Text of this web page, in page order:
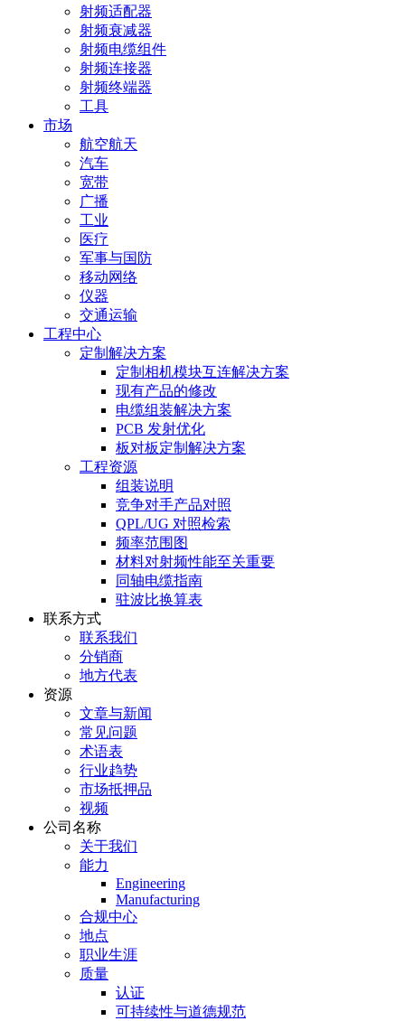
射频适配器
射频衰减器
射频电缆组件
射频连接器
射频终端器
工具
市场
航空航天
汽车
宽带
广播
工业
医疗
军事与国防
移动网络
仪器
交通运输
工程中心
定制解决方案
定制相机模块互连解决方案
现有产品的修改
电缆组装解决方案
PCB 发射优化
板对板定制解决方案
工程资源
组装说明
竞争对手产品对照
QPL/UG 对照检索
频率范围图
材料对射频性能至关重要
同轴电缆指南
驻波比换算表
联系方式
联系我们
分销商
地方代表
资源
文章与新闻
常见问题
术语表
行业趋势
市场抵押品
视频
公司名称
关于我们
能力
Engineering
Manufacturing
合规中心
地点
职业生涯
质量
认证
可持续性与道德规范